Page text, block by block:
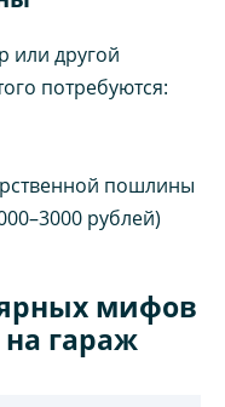
или другой
потребуются:
пошлины
рублей)
мифов
гараж